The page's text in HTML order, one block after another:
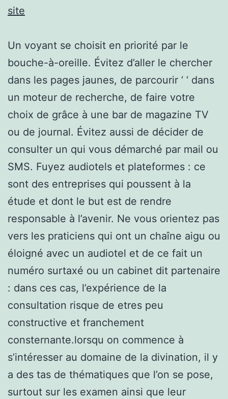
site
Un voyant se choisit en priorité par le
bouche-à-oreille. Évitez d’aller le chercher
dans les pages jaunes, de parcourir ‘ ‘ dans
un moteur de recherche, de faire votre
choix de grâce à une bar de magazine TV
ou de journal. Évitez aussi de décider de
consulter un qui vous démarché par mail ou
SMS. Fuyez audiotels et plateformes : ce
sont des entreprises qui poussent à la
étude et dont le but est de rendre
responsable à l’avenir. Ne vous orientez pas
vers les praticiens qui ont un chaîne aigu ou
éloigné avec un audiotel et de ce fait un
numéro surtaxé ou un cabinet dit partenaire
: dans ces cas, l’expérience de la
consultation risque de etres peu
constructive et franchement
consternante.lorsqu on commence à
s’intéresser au domaine de la divination, il y
a des tas de thématiques que l’on se pose,
surtout sur les examen ainsi que leur